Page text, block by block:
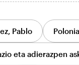
Pablo Polonia
eta adierazpen